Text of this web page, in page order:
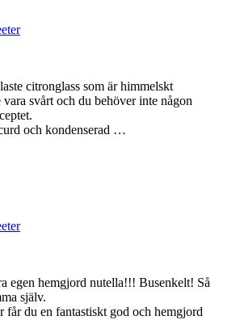
citronglass som är himmelskt
svårt och du behöver inte någon
och kondenserad …
egen hemgjord nutella!!! Busenkelt! Så
själv.
får du en fantastiskt god och hemgjord